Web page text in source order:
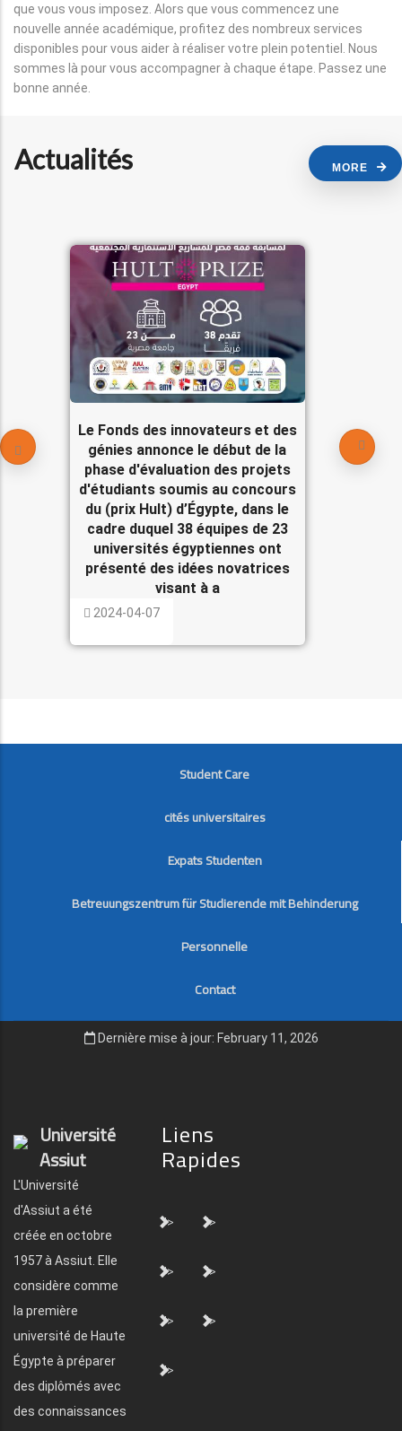
que vous vous imposez. Alors que vous commencez une
nouvelle année académique, profitez des nombreux services
disponibles pour vous aider à réaliser votre plein potentiel. Nous
sommes là pour vous accompagner à chaque étape. Passez une
bonne année.
Actualités MORE
Le Fonds des innovateurs et des
génies annonce le début de la
phase d'évaluation des projets
d'étudiants soumis au concours
du (prix Hult) d’Égypte, dans le
cadre duquel 38 équipes de 23
universités égyptiennes ont
présenté des idées novatrices
visant à a
2024-04-07
FOOTER
Student Care
cités universitaires
Expats Studenten
Betreuungszentrum für Studierende mit Behinderung
Personnelle
Contact
Dernière mise à jour: February 11, 2026
Université
Assiut
L'Université
d'Assiut a été
créée en octobre
1957 à Assiut. Elle
considère comme
la première
université de Haute
Égypte à préparer
des diplômés avec
des connaissances
Liens
Rapides
"> ">
"> ">
"> ">
">